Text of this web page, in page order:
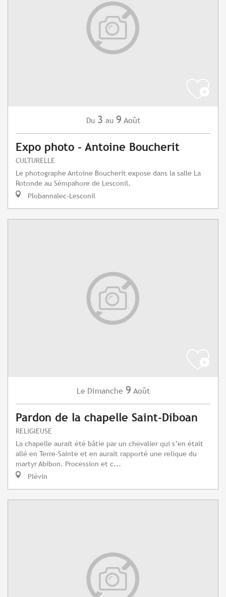
Du 3 au 9 Août
Expo photo - Antoine Boucherit
CULTURELLE
Le photographe Antoine Boucherit expose dans la salle La
Rotonde au Sémpahore de Lesconil.
Plobannalec-Lesconil
Le Dimanche 9 Août
Pardon de la chapelle Saint-Diboan
RELIGIEUSE
La chapelle aurait été bâtie par un chevalier qui s’en était
allé en Terre-Sainte et en aurait rapporté une relique du
martyr Abibon. Procession et c...
Plévin